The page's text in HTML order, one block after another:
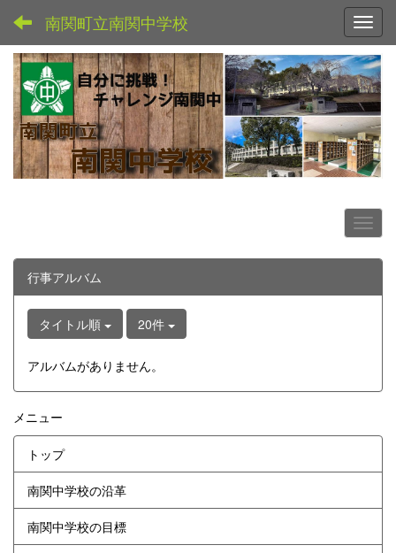
南関町立南関中学校
行事アルバム
タイトル順 20件
アルバムがありません。
メニュー
トップ
南関中学校の沿革
南関中学校の目標